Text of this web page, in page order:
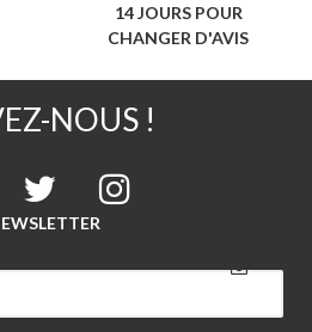
14 JOURS POUR
CHANGER D'AVIS
NOUS !